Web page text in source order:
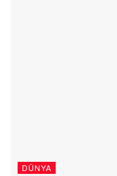
DÜNYA